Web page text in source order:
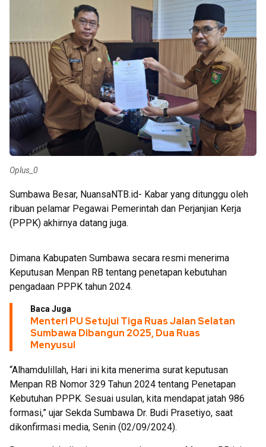
Oplus_0
Sumbawa Besar, NuansaNTB.id- Kabar yang ditunggu oleh
ribuan pelamar Pegawai Pemerintah dan Perjanjian Kerja
(PPPK) akhirnya datang juga.
Dimana Kabupaten Sumbawa secara resmi menerima
Keputusan Menpan RB tentang penetapan kebutuhan
pengadaan PPPK tahun 2024.
Baca Juga
Menteri PU Setujui Tiga Ruas Jalan Selatan
Sumbawa Dibangun 2025, Dua Ruas
Menyusul
“Alhamdulillah, Hari ini kita menerima surat keputusan
Menpan RB Nomor 329 Tahun 2024 tentang Penetapan
Kebutuhan PPPK. Sesuai usulan, kita mendapat jatah 986
formasi,” ujar Sekda Sumbawa Dr. Budi Prasetiyo, saat
dikonfirmasi media, Senin (02/09/2024).